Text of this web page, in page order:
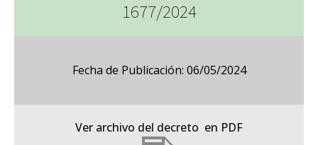
1677/2024
Fecha de Publicación: 06/05/2024
Ver archivo del decreto en PDF